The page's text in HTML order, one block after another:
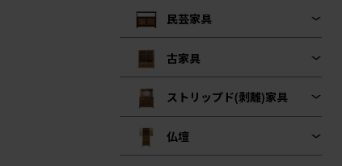
民芸家具
古家具
ストリップド(剥離)家具
仏壇